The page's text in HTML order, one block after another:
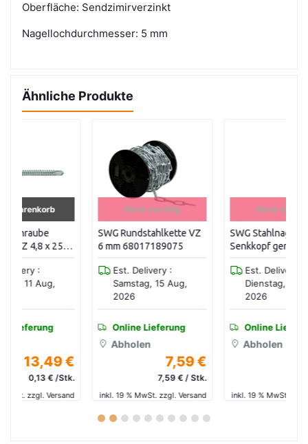
Oberfläche: Sendzimirverzinkt
Nagellochdurchmesser: 5 mm
Ähnliche Produkte
SWG Rundstahlkette VZ
6 mm 68017189075
Est. Delivery :
Samstag, 15 Aug,
Online Lieferung
inkl. 19 % MwSt. zzgl. Versand
SWG Stahlnagel
Senkkopf geriffelt VZ 3,5
9797355570
Est. Delivery :
Dienstag, 11 Aug,
Online Lieferung
inkl. 19 % MwSt. zzgl. Versand
1 2 3 4 5 6 7 8 9 10